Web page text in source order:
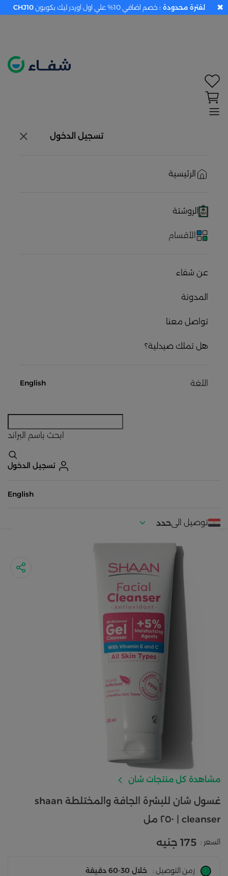
تسجيل الدخول
الرئيسية
الروشتة
الأقسام
عن شفاء
المدونة
تواصل معنا
هل تملك صيدلية؟
اللغة English
ابحث باسم البراند
تسجيل الدخول
English
توصيل الىحدد
مشاهدة كل منتجات شان
غسول شان للبشرة الجافة والمختلطة shaan
cleanser | ٢٥٠ مل
السعر : 175 جنيه
زمن التوصيل : خلال 30-60 دقيقة
لفترة محدودة : خصم اضافي 10% علي اول اوردر ليك بكوبون CHJ10 ✖